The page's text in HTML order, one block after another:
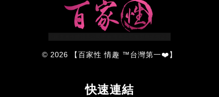
© 2026 【百家性 情趣 ™台灣第一❤️】
快速連結